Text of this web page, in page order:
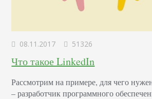
08.11.2017 51326
Что такое LinkedIn
Рассмотрим на примере, для чего
– разработчик программного